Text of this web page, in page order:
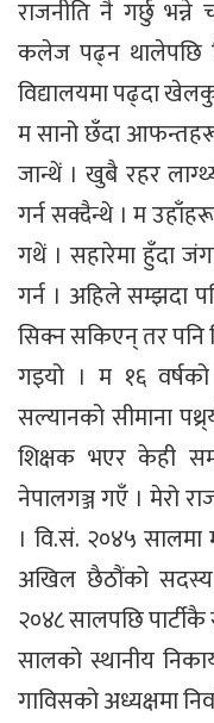
राजनीति नै गर्छु
कलेज पढ्न थालेपछि
विद्यालयमा पढ्दा
म सानो छँदा
जान्थें । खुबै रहर
गर्न सक्दैन्थे । म
गथें । सहारेमा हुँदा
गर्न । अहिले सम्झदा
सिक्न सकिएन् तर
गइयो । म १६
सल्यानको सीमाना
शिक्षक भएर केही
नेपालगञ्ज गएँ । मेरो
। वि.सं. २०४५ सालमा
अखिल छैठौंको सदस्य
२०४८ सालपछि
सालको स्थानीय
गाविसको अध्यक्षमा